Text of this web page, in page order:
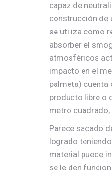
capaz de
construcción de
se utiliza como
absorber el
atmosféricos
impacto en el
palmeta) cuenta
producto libre o
metro cuadrado,
Parece sacado
logrado
material puede
se le den